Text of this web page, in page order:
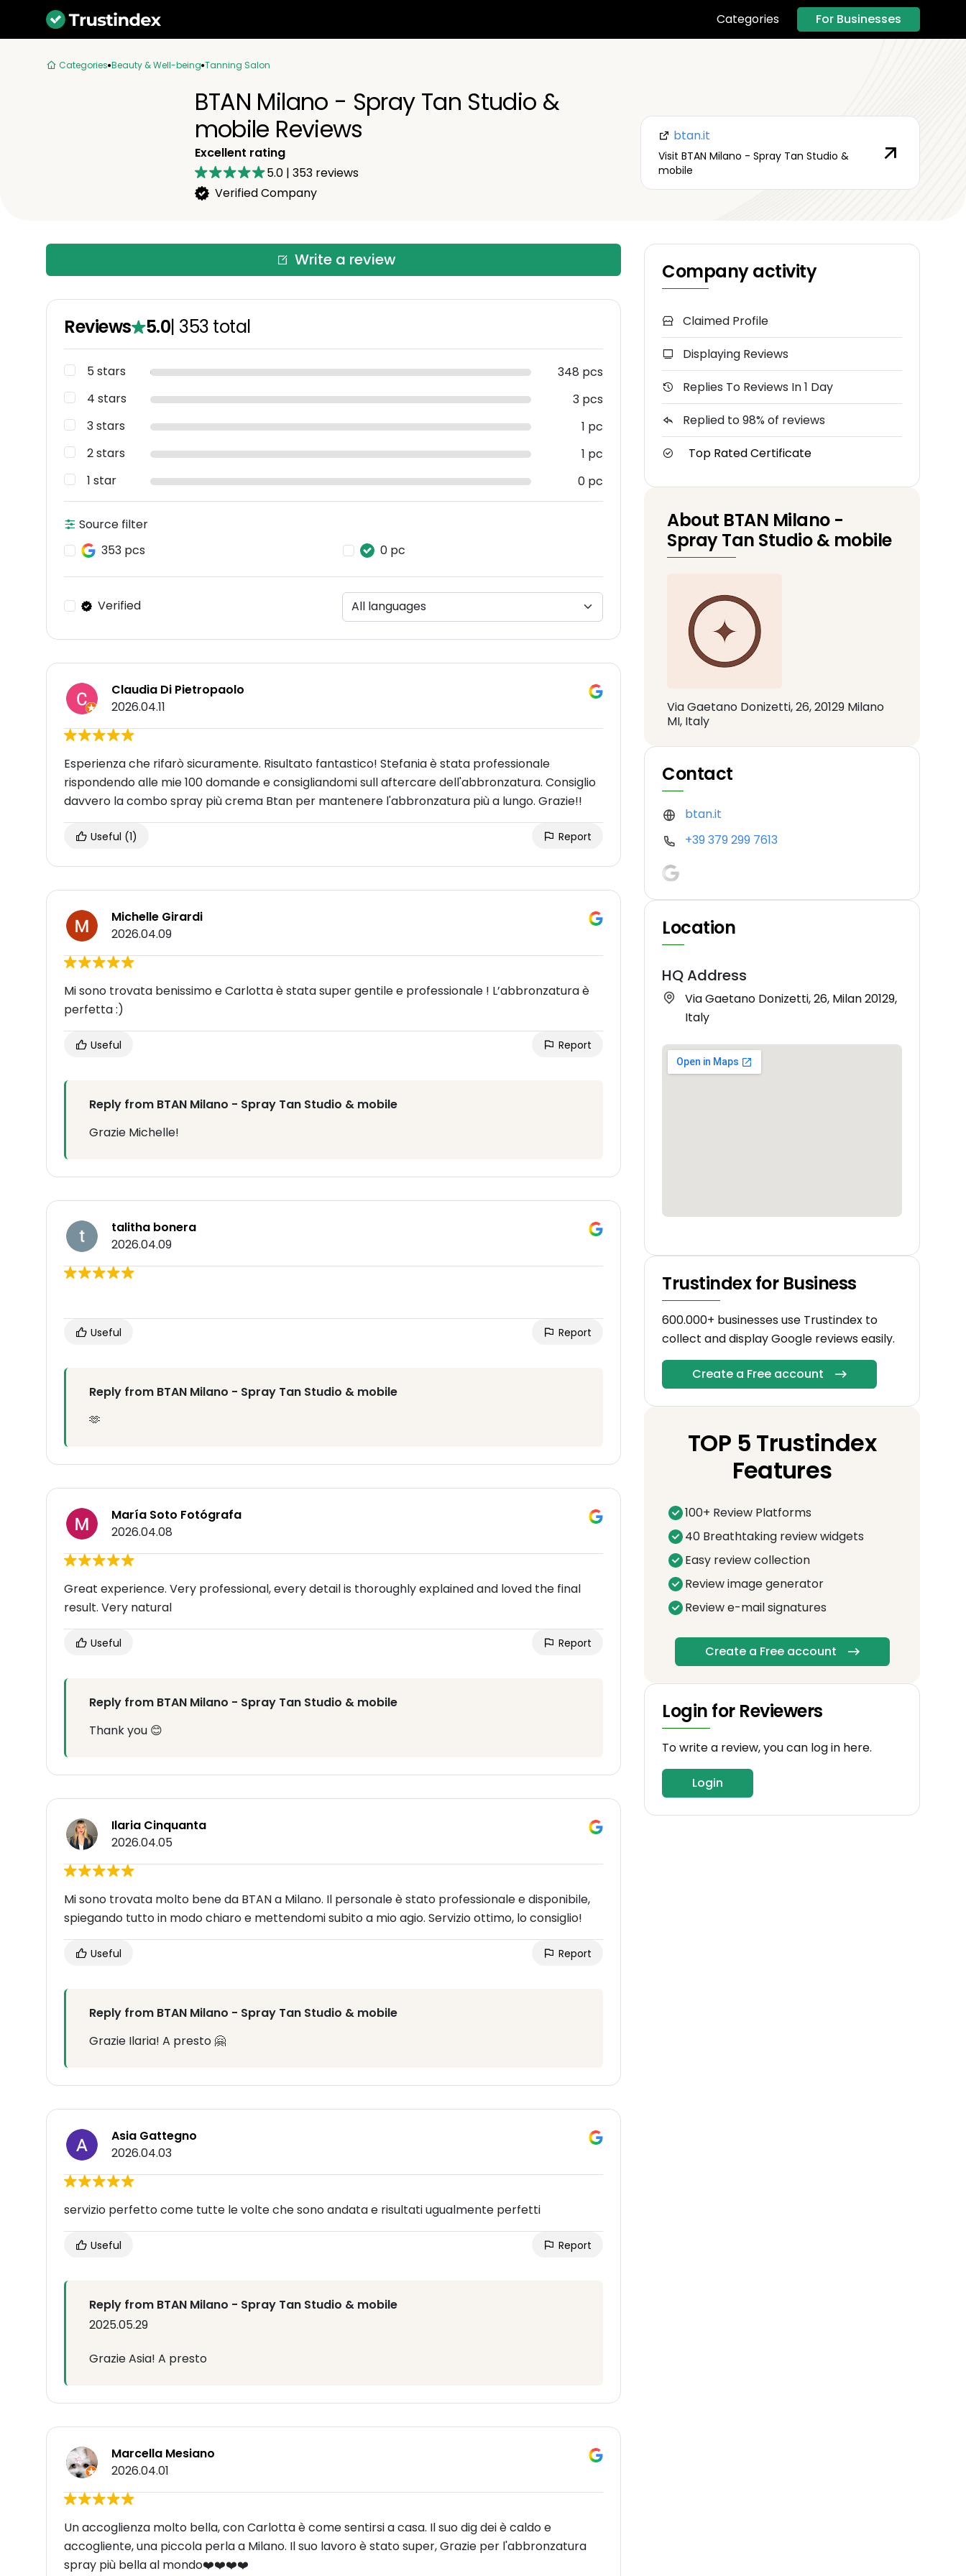
Categories For Businesses
Categories Beauty & Well-being Tanning Salon
BTAN Milano - Spray Tan Studio &
mobile Reviews
Excellent rating
5.0 | 353reviews
Verified Company
btan.it
Visit BTAN Milano - Spray Tan Studio &
mobile
Write a review
Reviews 5.0| 353 total
5 stars
348 pcs
4 stars
3 pcs
3 stars
1 pc
2 stars
1 pc
1 star
0 pc
Source filter
353 pcs
0 pc
Verified
Claudia Di Pietropaolo
2026.04.11
Esperienza che rifarò sicuramente. Risultato fantastico! Stefania è stata professionale
rispondendo alle mie 100 domande e consigliandomi sull aftercare dell'abbronzatura. Consiglio
davvero la combo spray più crema Btan per mantenere l'abbronzatura più a lungo. Grazie!!
Useful (1) Report
Michelle Girardi
2026.04.09
Mi sono trovata benissimo e Carlotta è stata super gentile e professionale ! L’abbronzatura è
perfetta :)
Useful Report
Reply from BTAN Milano - Spray Tan Studio & mobile
Grazie Michelle!
talitha bonera
2026.04.09
Useful Report
Reply from BTAN Milano - Spray Tan Studio & mobile
🫶
María Soto Fotógrafa
2026.04.08
Great experience. Very professional, every detail is thoroughly explained and loved the final
result. Very natural
Useful Report
Reply from BTAN Milano - Spray Tan Studio & mobile
Thank you 😊
Ilaria Cinquanta
2026.04.05
Mi sono trovata molto bene da BTAN a Milano. Il personale è stato professionale e disponibile,
spiegando tutto in modo chiaro e mettendomi subito a mio agio. Servizio ottimo, lo consiglio!
Useful Report
Reply from BTAN Milano - Spray Tan Studio & mobile
Grazie Ilaria! A presto 🤗
Asia Gattegno
2026.04.03
servizio perfetto come tutte le volte che sono andata e risultati ugualmente perfetti
Useful Report
Reply from BTAN Milano - Spray Tan Studio & mobile
2025.05.29
Grazie Asia! A presto
Marcella Mesiano
2026.04.01
Un accoglienza molto bella, con Carlotta è come sentirsi a casa. Il suo dig dei è caldo e
accogliente, una piccola perla a Milano. Il suo lavoro è stato super, Grazie per l'abbronzatura
spray più bella al mondo❤️❤️❤️❤️
Company activity
Claimed Profile
Displaying Reviews
Replies To Reviews In 1 Day
Replied to 98% of reviews
Top Rated Certificate
About BTAN Milano -
Spray Tan Studio & mobile
Via Gaetano Donizetti, 26, 20129 Milano
MI, Italy
Contact
btan.it
+39 379 299 7613
Location
HQ Address
Via Gaetano Donizetti, 26, Milan 20129,
Italy
Trustindex for Business
600.000+ businesses use Trustindex to
collect and display Google reviews easily.
Create a Free account
TOP 5 Trustindex
Features
100+ Review Platforms
40 Breathtaking review widgets
Easy review collection
Review image generator
Review e-mail signatures
Create a Free account
Login for Reviewers
To write a review, you can log in here.
Login